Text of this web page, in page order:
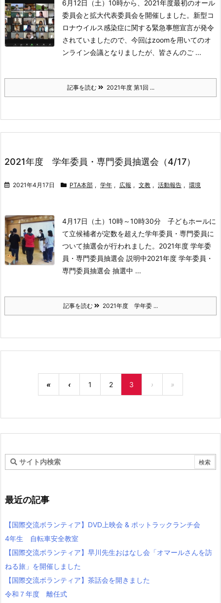
6月12日（土）10時から、2021年度最初のオール
委員会と拡大代表委員会を開催しました。 新型コ
ロナウイルス感染症に関する緊急事態宣言が発令
されていましたので、今回はzoomを用いてのオ
ンライン会議となりましたが、皆さんのご ...
記事を読む 2021年度 第1回 ...
2021年度 学年委員・専門委員抽選会（4/17）
2021年4月17日 PTA本部 , 学年 , 広報 , 文教 , 活動報告 , 環境
4月17日（土）10時～10時30分 子どもホールに
て立候補者が定数を超えた学年委員・専門委員に
ついて抽選会が行われました。 2021年度 学年委
員・専門委員抽選会 説明中2021年度 学年委員・
専門委員抽選会 抽選中 ...
記事を読む 2021年度 学年委 ...
« ‹ 1 2 3 › »
最近の記事
【国際交流ボランティア】DVD上映会 & ポットラックランチ会
4年生 自転車安全教室
【国際交流ボランティア】早川先生おはなし会「オマールさんを訪
ねる旅」を開催しました
【国際交流ボランティア】茶話会を開きました
令和７年度 離任式